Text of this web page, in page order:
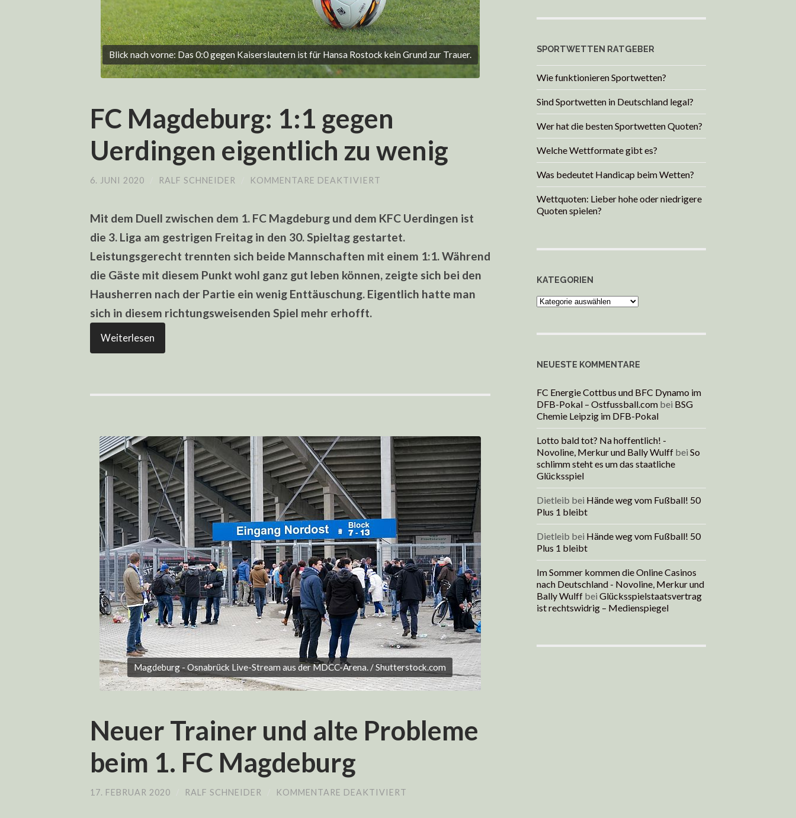
Blick nach vorne: Das 0:0 gegen Kaiserslautern ist für Hansa Rostock kein Grund zur Trauer.
FC Magdeburg: 1:1 gegen
Uerdingen eigentlich zu wenig
6. JUNI 2020 RALF SCHNEIDER KOMMENTARE DEAKTIVIERT
GEGEN
EIGENTLICH
WENIG
Mit dem Duell zwischen dem 1. FC Magdeburg und dem KFC Uerdingen ist
die 3. Liga am gestrigen Freitag in den 30. Spieltag gestartet.
Leistungsgerecht trennten sich beide Mannschaften mit einem 1:1. Während
die Gäste mit diesem Punkt wohl ganz gut leben können, zeigte sich bei den
Hausherren nach der Partie ein wenig Enttäuschung. Eigentlich hatte man
sich in diesem richtungsweisenden Spiel mehr erhofft.
Weiterlesen
Magdeburg - Osnabrück Live-Stream aus der MDCC-Arena. / Shutterstock.com
Neuer Trainer und alte Probleme
beim 1. FC Magdeburg
17. FEBRUAR 2020 RALF SCHNEIDER KOMMENTARE DEAKTIVIERT
SPORTWETTEN RATGEBER
Wie funktionieren Sportwetten?
Sind Sportwetten in Deutschland legal?
Wer hat die besten Sportwetten Quoten?
Welche Wettformate gibt es?
Was bedeutet Handicap beim Wetten?
Wettquoten: Lieber hohe oder niedrigere
Quoten spielen?
KATEGORIEN
Kategorien
NEUESTE KOMMENTARE
FC Energie Cottbus und BFC Dynamo im
DFB-Pokal – Ostfussball.com bei BSG
Chemie Leipzig im DFB-Pokal
Lotto bald tot? Na hoffentlich! -
Novoline, Merkur und Bally Wulff bei So
schlimm steht es um das staatliche
Glücksspiel
Dietleib bei Hände weg vom Fußball! 50
Plus 1 bleibt
Dietleib bei Hände weg vom Fußball! 50
Plus 1 bleibt
Im Sommer kommen die Online Casinos
nach Deutschland - Novoline, Merkur und
Bally Wulff bei Glücksspielstaatsvertrag
ist rechtswidrig – Medienspiegel